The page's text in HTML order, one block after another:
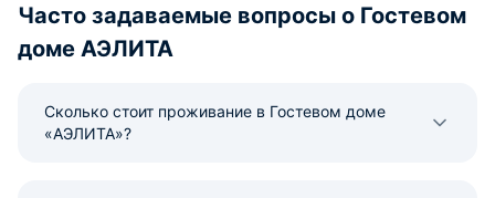
Часто задаваемые вопросы о Гостевом
доме АЭЛИТА
Сколько стоит проживание в Гостевом доме
«АЭЛИТА»?